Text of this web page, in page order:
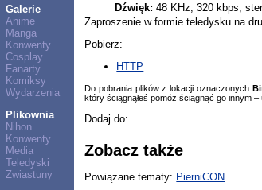
Galerie
Anime
Manga
Konwenty
Cosplay
Fanarty
Komiksy
Wydarzenia
Plikownia
Nihon
Konwenty
Media
Teledyski
Zwiastuny
Dźwięk: 48 KHz, 320 kbps,
Zaproszenie w formie teledysku na
Pobierz:
HTTP
Do pobrania plików z lokacji oznaczonych
który ściągnąłeś pomóż ściągnąć go innym
Dodaj do:
Zobacz także
Powiązane tematy: PierniCON